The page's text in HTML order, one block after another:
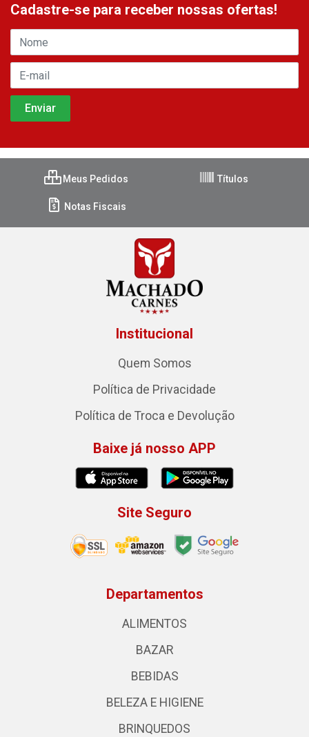
Cadastre-se para receber nossas ofertas!
Meus Pedidos Títulos
Notas Fiscais
Institucional
Quem Somos
Política de Privacidade
Política de Troca e Devolução
Baixe já nosso APP
Site Seguro
Departamentos
ALIMENTOS
BAZAR
BEBIDAS
BELEZA E HIGIENE
BRINQUEDOS